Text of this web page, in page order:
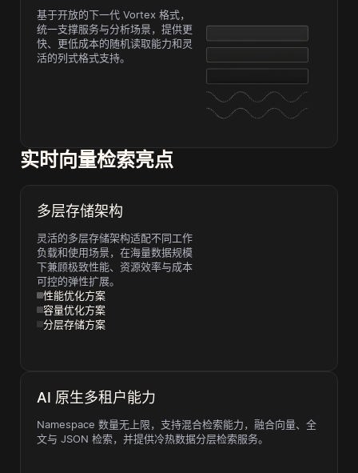
基于开放的下一代 Vortex 格式，
统一支撑服务与分析场景，提供更
快、更低成本的随机读取能力和灵
活的列式格式支持。
实时向量检索亮点
多层存储架构
灵活的多层存储架构适配不同工作
负载和使用场景，在海量数据规模
下兼顾极致性能、资源效率与成本
可控的弹性扩展。
性能优化方案
容量优化方案
分层存储方案
AI 原生多租户能力
Namespace 数量无上限，支持混合检索能力，融合向量、全
文与 JSON 检索，并提供冷热数据分层检索服务。